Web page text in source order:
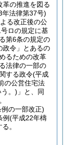
革の推進を図る
年法律第37号)
る改正後の公
ロの規定に基
第6条の規定の
政令」とあるの
るための改革
法律の一部の
する政令(平成
の公営住宅法
。) 」と、同
の一部改正)
例(平成22年檮
。